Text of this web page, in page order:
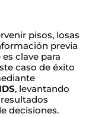
pisos, losas
previa
clave para
caso de éxito
IDS, levantando
decisiones.